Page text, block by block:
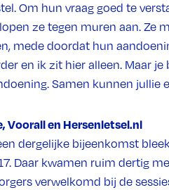
Om hun vraag goed te
ze tegen muren aan. Ze
mede doordat hun
en ik zit hier alleen. Maar
Samen kunnen jullie
Voorall en Hersenletsel.nl
dergelijke bijeenkomst
Daar kwamen ruim dertig
verwelkomd bij de